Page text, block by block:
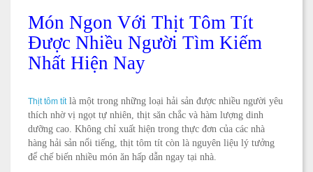
Món Ngon Với Thịt Tôm Tít
Được Nhiều Người Tìm Kiếm
Nhất Hiện Nay
Thịt tôm títlà một trong những loại hải sản được nhiều người yêu
thích nhờ vị ngọt tự nhiên, thịt săn chắc và hàm lượng dinh
dưỡng cao. Không chỉ xuất hiện trong thực đơn của các nhà
hàng hải sản nổi tiếng, thịt tôm tít còn là nguyên liệu lý tưởng
để chế biến nhiều món ăn hấp dẫn ngay tại nhà.